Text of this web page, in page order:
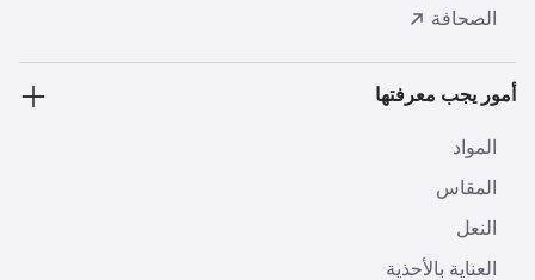
الصحافة
أمور يجب معرفتها
المواد
المقاس
النعل
العناية بالأحذية